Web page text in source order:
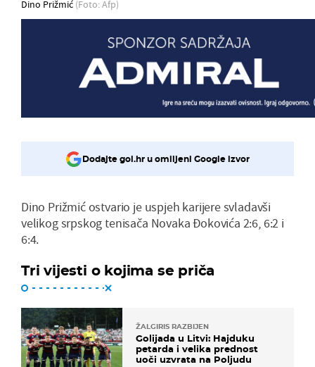
Dino Prižmić (Foto: Afp)
Dodajte gol.hr u omiljeni Google izvor
Dino Prižmić ostvario je uspjeh karijere svladavši
velikog srpskog tenisača Novaka Đokovića 2:6, 6:2 i
6:4.
Tri vijesti o kojima se priča
ŽALGIRIS RAZBIJEN
Golijada u Litvi: Hajduku
petarda i velika prednost
uoči uzvrata na Poljudu